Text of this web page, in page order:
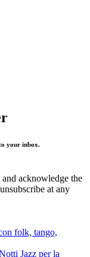
your inbox.
and acknowledge the
at any
folk, tango,
Jazz per la